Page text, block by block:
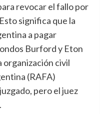
revocar el fallo por
significa que la
a pagar
Burford y Eton
organización civil
(RAFA)
pero el juez